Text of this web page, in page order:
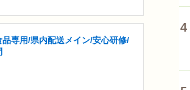
専用/県内配送メイン/安心研修/